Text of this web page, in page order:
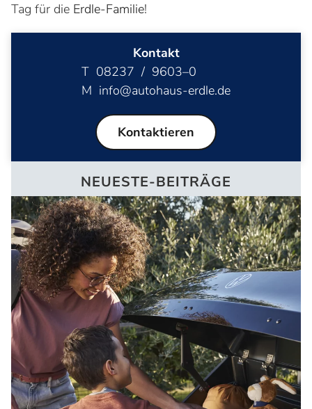
Tag für die Erdle-Familie!
Kontakt
T 08237 / 9603–0
M info@autohaus-erdle.de
Kontaktieren
NEUESTE-BEITRÄGE